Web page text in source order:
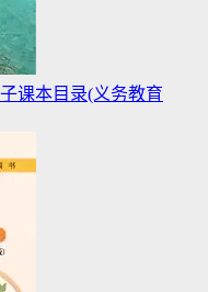
课本目录(义务教育